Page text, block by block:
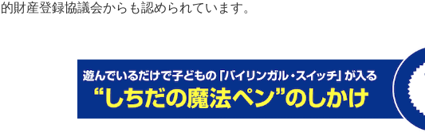
的財産登録協議会からも認められています。